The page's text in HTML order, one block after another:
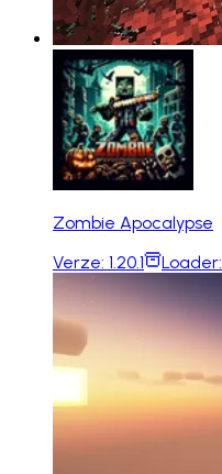
Zombie Apocalypse
Verze: 1.20.1 Loader: